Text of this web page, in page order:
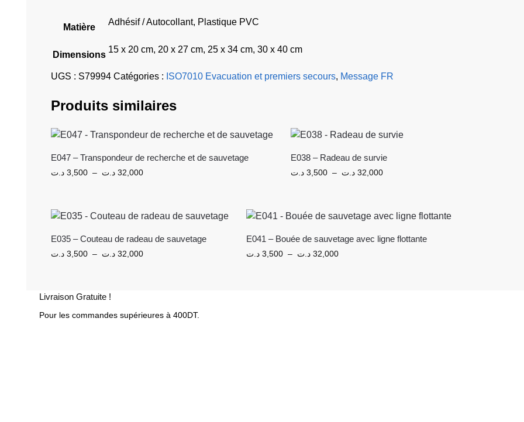
Matière
Adhésif / Autocollant, Plastique PVC
Dimensions
15 x 20 cm, 20 x 27 cm, 25 x 34 cm, 30 x 40 cm
UGS : S79994 Catégories : ISO7010 Evacuation et premiers secours, Message FR
Produits similaires
E047 – Transpondeur de recherche et de sauvetage
3,500 د.ت – 32,000 د.ت
E038 – Radeau de survie
3,500 د.ت – 32,000 د.ت
E035 – Couteau de radeau de sauvetage
3,500 د.ت – 32,000 د.ت
E041 – Bouée de sauvetage avec ligne flottante
3,500 د.ت – 32,000 د.ت
Livraison Gratuite !
Pour les commandes supérieures à 400DT.